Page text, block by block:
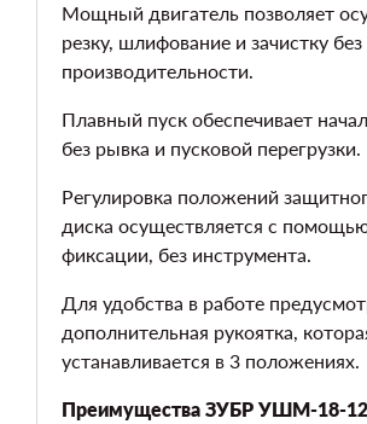
Мощный двигатель позволяет
резку, шлифование и зачистку
производительности.
Плавный пуск обеспечивает
без рывка и пусковой перегрузки.
Регулировка положений
диска осуществляется с
фиксации, без инструмента.
Для удобства в работе
дополнительная рукоятка,
устанавливается в 3 положениях.
Преимущества ЗУБР УШМ-18-